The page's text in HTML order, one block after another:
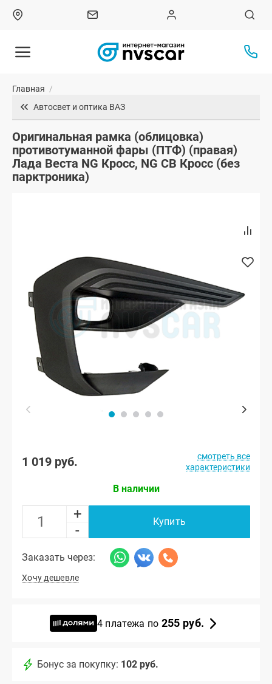
Главная /
Автосвет и оптика ВАЗ
Оригинальная рамка (облицовка)
противотуманной фары (ПТФ) (правая)
Лада Веста NG Кросс, NG СВ Кросс (без
парктроника)
1 019 руб.
смотреть все
характеристики
В наличии
+
-
Купить
Заказать через:
Хочу дешевле
4 платежа по 255 руб.
Бонус за покупку: 102 руб.